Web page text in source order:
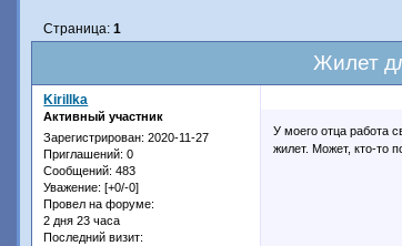
Жилет
Страница:1
Kirillka
Активный участник
Зарегистрирован: 2020-11-27
Приглашений: 0
Сообщений: 483
Уважение: [+0/-0]
Провел на форуме:
2 дня 23 часа
Последний визит:
У моего отца работа
жилет. Может, кто-то